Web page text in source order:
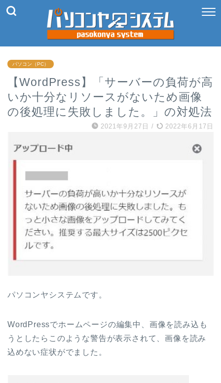
パソコン（PC）
【WordPress】「サーバーの負荷が高
いか十分なリソースがないため画像
の後処理に失敗しました。」の対処法
2021年9月27日 / 2022年6月17日
パソコンヤシステムです。
WordPressでホームページの編集中、画像を読み込も
うとしたらこのような警告が表示されて、画像を読み
込めない症状がでました。